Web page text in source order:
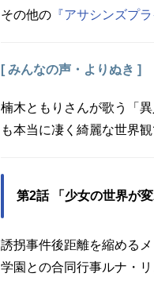
その他の 『アサシンズプ
[ みんなの声・よりぬき ]
楠木ともりさんが歌う「
も本当に凄く綺麗な世界
第2話 「少女の世界が変
誘拐事件後距離を縮める
学園との合同行事ルナ・